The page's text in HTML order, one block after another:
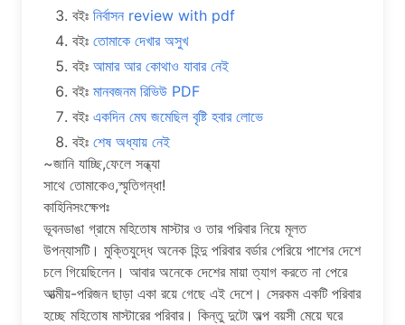
বইঃ নির্বাসন review with pdf
বইঃ তোমাকে দেখার অসুখ
বইঃ আমার আর কোথাও যাবার নেই
বইঃ মানবজনম রিভিউ PDF
বইঃ একদিন মেঘ জমেছিল বৃষ্টি হবার লোভে
বইঃ শেষ অধ্যায় নেই
~জানি যাচ্ছি,ফেলে সন্ধ্যা
সাথে তোমাকেও,স্মৃতিগন্ধা!
কাহিনিসংক্ষেপঃ
ভূবনডাঙা গ্রামে মহিতোষ মাস্টার ও তার পরিবার নিয়ে মূলত
উপন্যাসটি। মুক্তিযুদ্ধে অনেক হিন্দু পরিবার বর্ডার পেরিয়ে পাশের দেশে
চলে গিয়েছিলেন। আবার অনেকে দেশের মায়া ত্যাগ করতে না পেরে
আত্মীয়-পরিজন ছাড়া একা রয়ে গেছে এই দেশে। সেরকম একটি পরিবার
হচ্ছে মহিতোষ মাস্টারের পরিবার। কিন্তু দুটো অল্প বয়সী মেয়ে ঘরে